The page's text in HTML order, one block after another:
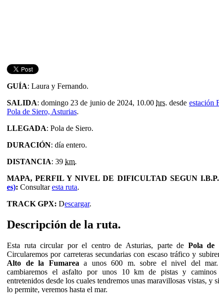
GUÍA: Laura y Fernando.
SALIDA: domingo 23 de junio de 2024, 10.00hrs. desde estación
Pola de Siero, Asturias.
LLEGADA: Pola de Siero.
DURACIÓN: día entero.
DISTANCIA: 39 km.
MAPA, PERFIL Y NIVEL DE DIFICULTAD SEGUN
es): Consultaresta ruta.
TRACK GPX: Descargar.
Descripción de la ruta.
Esta ruta circular por el centro de Asturias, parte de Pola de
Circularemos por carreteras secundarias con escaso tráfico y
Alto de la Fumarea a unos 600 m. sobre el nivel del
cambiaremos el asfalto por unos 10 km de pistas y caminos
entretenidos desde los cuales tendremos unas maravillosas vistas, y
lo permite, veremos hasta el mar.